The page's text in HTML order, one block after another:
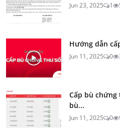
Jun 23, 2025 1
Hướng dẫn
Jun 11, 2025 0
Cấp bù chứng
bù...
Jun 11, 2025 0